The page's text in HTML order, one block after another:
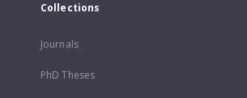
Collections
Journals
PhD Theses